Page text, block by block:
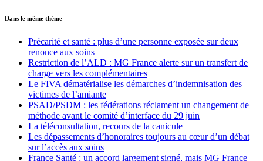
Dans le même thème
Précarité et santé : plus d’une personne exposée sur deux
renonce aux soins
Restriction de l’ALD : MG France alerte sur un transfert de
charge vers les complémentaires
Le FIVA dématérialise les démarches d’indemnisation des
victimes de l’amiante
PSAD/PSDM : les fédérations réclament un changement de
méthode avant le comité d’interface du 29 juin
La téléconsultation, recours de la canicule
Les dépassements d’honoraires toujours au cœur d’un débat
sur l’accès aux soins
France Santé : un accord largement signé, mais MG France